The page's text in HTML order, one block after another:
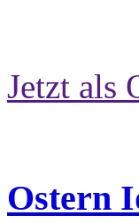
Jetzt als
Ostern